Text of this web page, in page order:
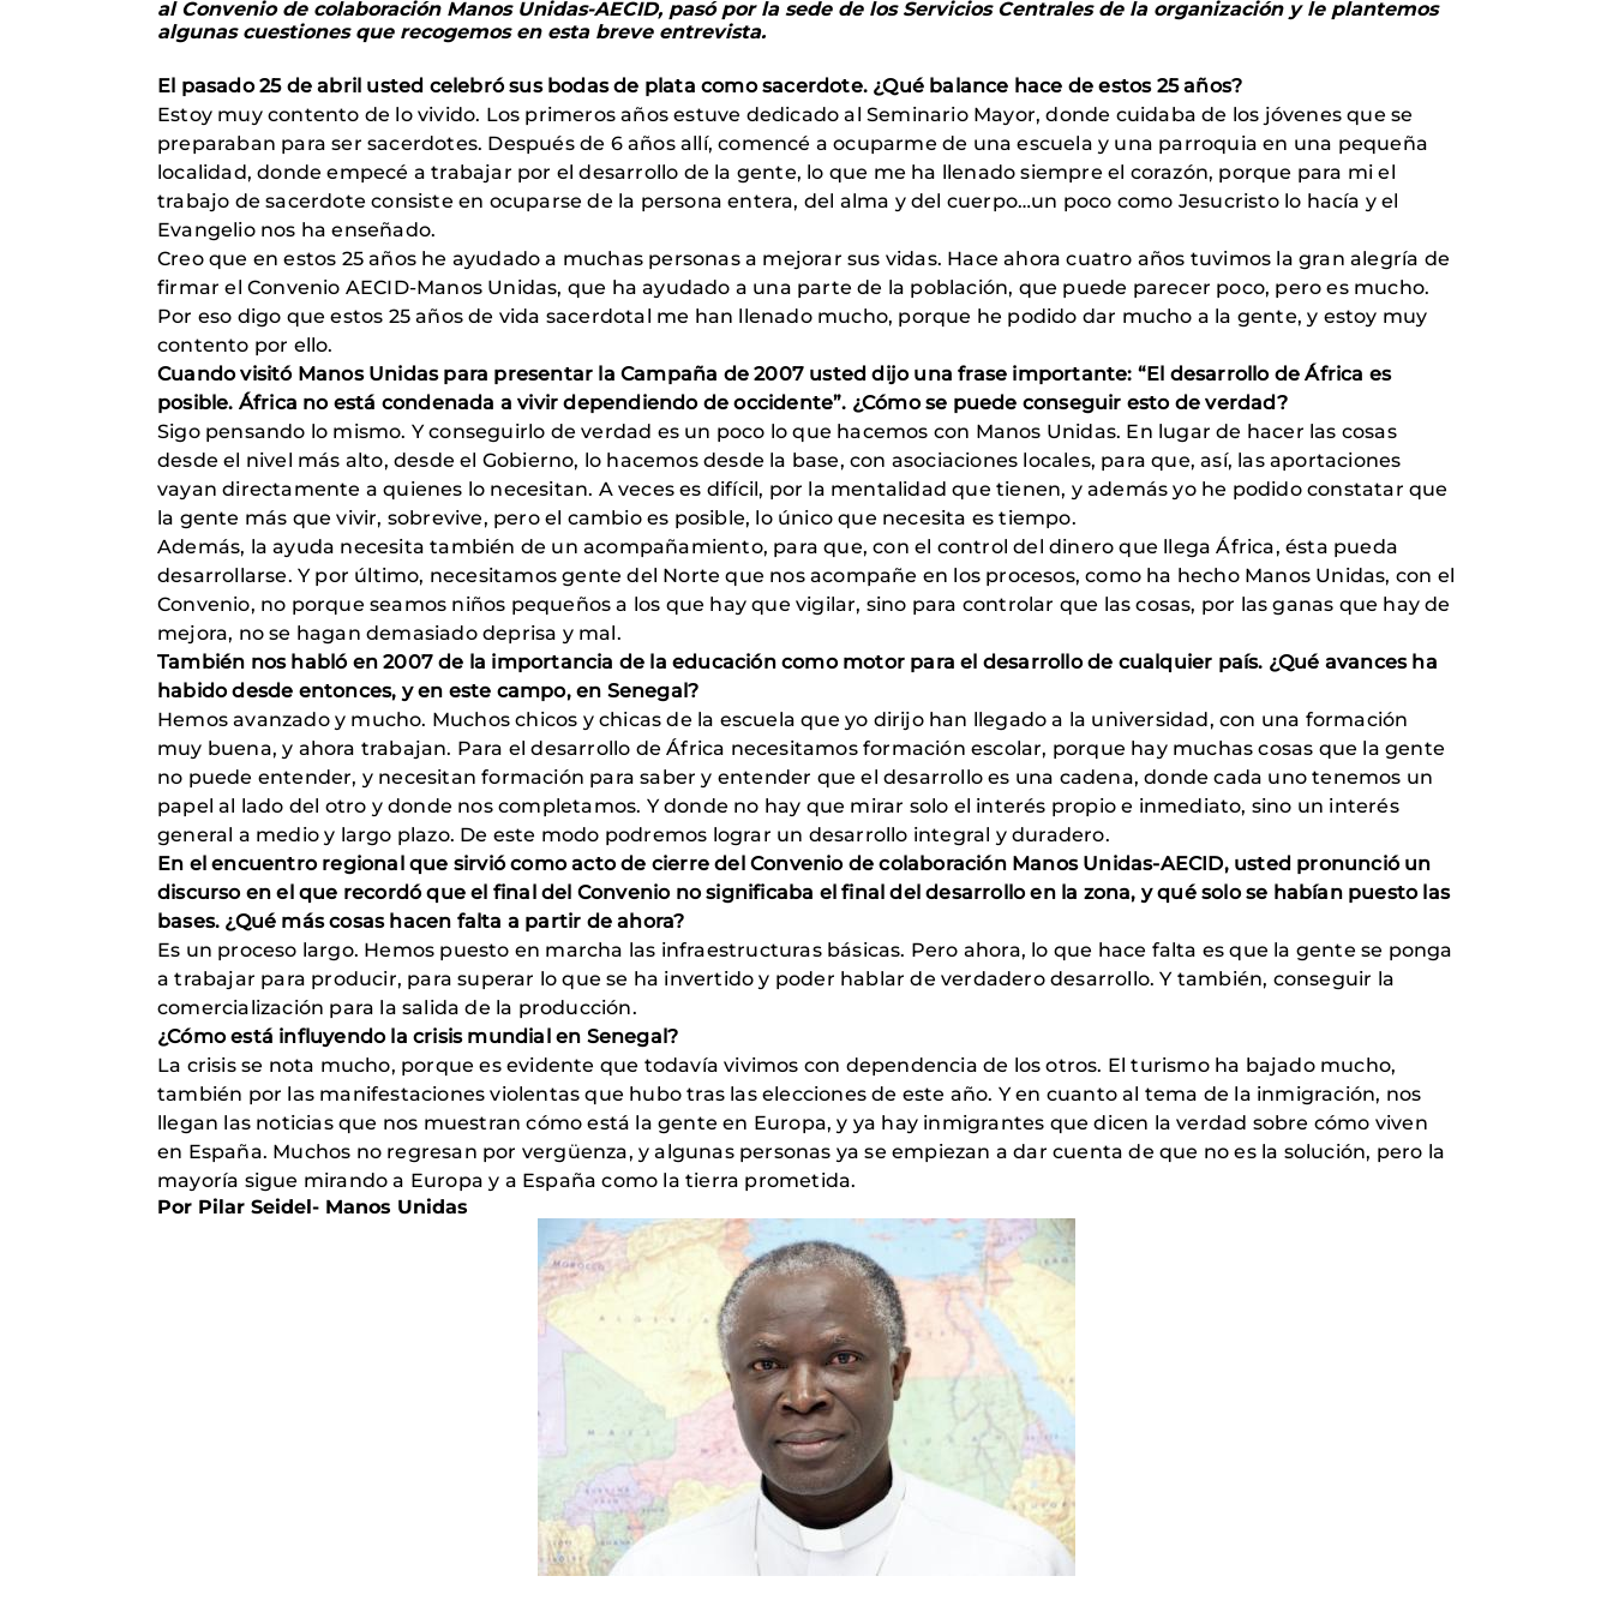
al Convenio de colaboración Manos Unidas-AECID, pasó por la sede de los Servicios Centrales de la organización y le plantemos
algunas cuestiones que recogemos en esta breve entrevista.
El pasado 25 de abril usted celebró sus bodas de plata como sacerdote. ¿Qué balance hace de estos 25 años?
Estoy muy contento de lo vivido. Los primeros años estuve dedicado al Seminario Mayor, donde cuidaba de los jóvenes que se
preparaban para ser sacerdotes. Después de 6 años allí, comencé a ocuparme de una escuela y una parroquia en una pequeña
localidad, donde empecé a trabajar por el desarrollo de la gente, lo que me ha llenado siempre el corazón, porque para mi el
trabajo de sacerdote consiste en ocuparse de la persona entera, del alma y del cuerpo…un poco como Jesucristo lo hacía y el
Evangelio nos ha enseñado.
Creo que en estos 25 años he ayudado a muchas personas a mejorar sus vidas. Hace ahora cuatro años tuvimos la gran alegría de
firmar el Convenio AECID-Manos Unidas, que ha ayudado a una parte de la población, que puede parecer poco, pero es mucho.
Por eso digo que estos 25 años de vida sacerdotal me han llenado mucho, porque he podido dar mucho a la gente, y estoy muy
contento por ello.
Cuando visitó Manos Unidas para presentar la Campaña de 2007 usted dijo una frase importante: “El desarrollo de África es
posible. África no está condenada a vivir dependiendo de occidente”. ¿Cómo se puede conseguir esto de verdad?
Sigo pensando lo mismo. Y conseguirlo de verdad es un poco lo que hacemos con Manos Unidas. En lugar de hacer las cosas
desde el nivel más alto, desde el Gobierno, lo hacemos desde la base, con asociaciones locales, para que, así, las aportaciones
vayan directamente a quienes lo necesitan. A veces es difícil, por la mentalidad que tienen, y además yo he podido constatar que
la gente más que vivir, sobrevive, pero el cambio es posible, lo único que necesita es tiempo.
Además, la ayuda necesita también de un acompañamiento, para que, con el control del dinero que llega África, ésta pueda
desarrollarse. Y por último, necesitamos gente del Norte que nos acompañe en los procesos, como ha hecho Manos Unidas, con el
Convenio, no porque seamos niños pequeños a los que hay que vigilar, sino para controlar que las cosas, por las ganas que hay de
mejora, no se hagan demasiado deprisa y mal.
También nos habló en 2007 de la importancia de la educación como motor para el desarrollo de cualquier país. ¿Qué avances ha
habido desde entonces, y en este campo, en Senegal?
Hemos avanzado y mucho. Muchos chicos y chicas de la escuela que yo dirijo han llegado a la universidad, con una formación
muy buena, y ahora trabajan. Para el desarrollo de África necesitamos formación escolar, porque hay muchas cosas que la gente
no puede entender, y necesitan formación para saber y entender que el desarrollo es una cadena, donde cada uno tenemos un
papel al lado del otro y donde nos completamos. Y donde no hay que mirar solo el interés propio e inmediato, sino un interés
general a medio y largo plazo. De este modo podremos lograr un desarrollo integral y duradero.
En el encuentro regional que sirvió como acto de cierre del Convenio de colaboración Manos Unidas-AECID, usted pronunció un
discurso en el que recordó que el final del Convenio no significaba el final del desarrollo en la zona, y qué solo se habían puesto las
bases. ¿Qué más cosas hacen falta a partir de ahora?
Es un proceso largo. Hemos puesto en marcha las infraestructuras básicas. Pero ahora, lo que hace falta es que la gente se ponga
a trabajar para producir, para superar lo que se ha invertido y poder hablar de verdadero desarrollo. Y también, conseguir la
comercialización para la salida de la producción.
¿Cómo está influyendo la crisis mundial en Senegal?
La crisis se nota mucho, porque es evidente que todavía vivimos con dependencia de los otros. El turismo ha bajado mucho,
también por las manifestaciones violentas que hubo tras las elecciones de este año. Y en cuanto al tema de la inmigración, nos
llegan las noticias que nos muestran cómo está la gente en Europa, y ya hay inmigrantes que dicen la verdad sobre cómo viven
en España. Muchos no regresan por vergüenza, y algunas personas ya se empiezan a dar cuenta de que no es la solución, pero la
mayoría sigue mirando a Europa y a España como la tierra prometida.
Por Pilar Seidel- Manos Unidas